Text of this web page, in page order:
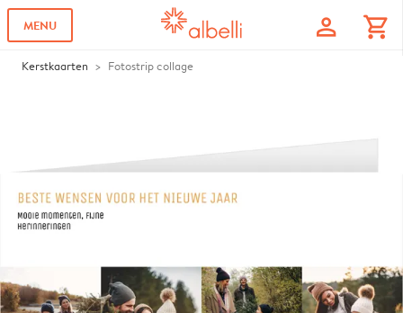
MENU profile shopping_cart
Kerstkaarten Fotostrip collage